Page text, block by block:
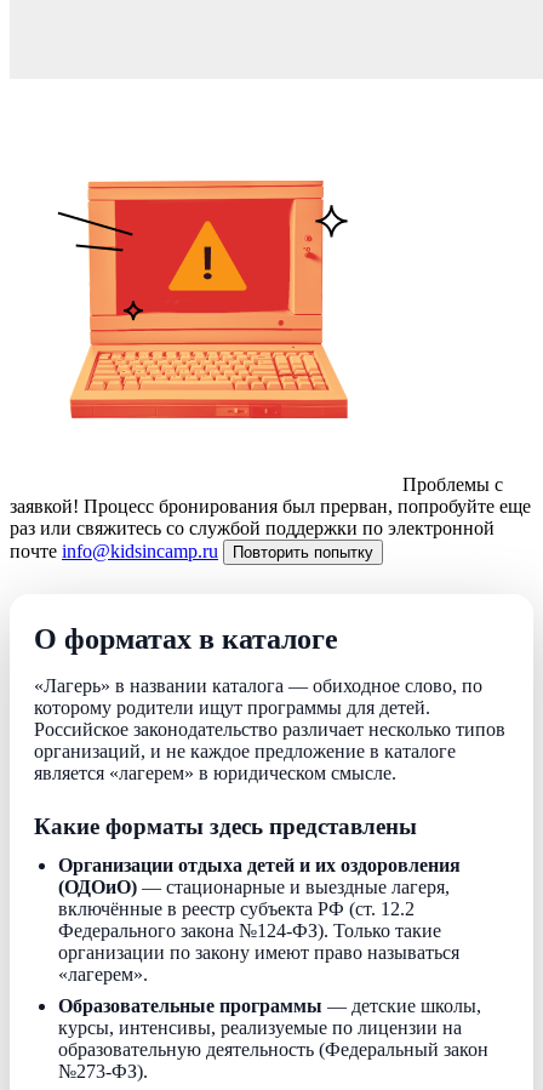
Проблемы с
заявкой! Процесс бронирования был прерван, попробуйте еще
раз или свяжитесь со службой поддержки по электронной
почте info@kidsincamp.ru Повторить попытку
О форматах в каталоге
«Лагерь» в названии каталога — обиходное слово, по
которому родители ищут программы для детей.
Российское законодательство различает несколько типов
организаций, и не каждое предложение в каталоге
является «лагерем» в юридическом смысле.
Какие форматы здесь представлены
Организации отдыха детей и их оздоровления
(ОДОиО) — стационарные и выездные лагеря,
включённые в реестр субъекта РФ (ст. 12.2
Федерального закона №124-ФЗ). Только такие
организации по закону имеют право называться
«лагерем».
Образовательные программы — детские школы,
курсы, интенсивы, реализуемые по лицензии на
образовательную деятельность (Федеральный закон
№273-ФЗ).